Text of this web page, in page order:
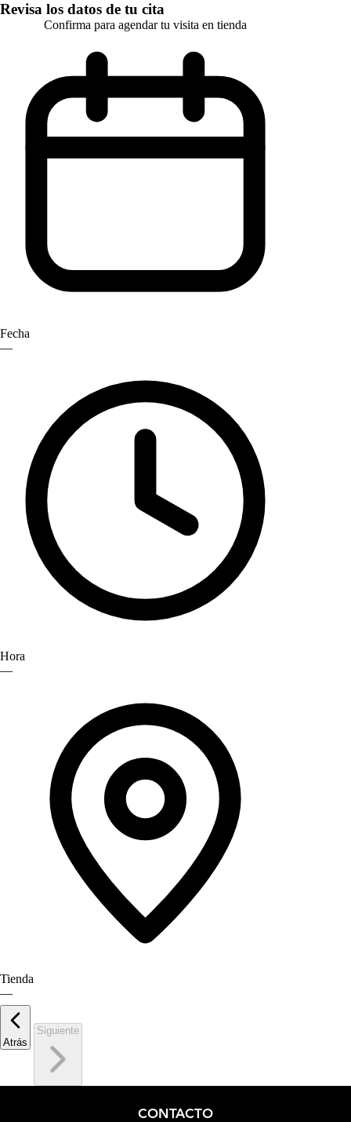
Revisa los datos de tu cita
Confirma para agendar tu visita en tienda
Fecha
—
Hora
—
Tienda
—
Atrás
Siguiente
CONTACTO